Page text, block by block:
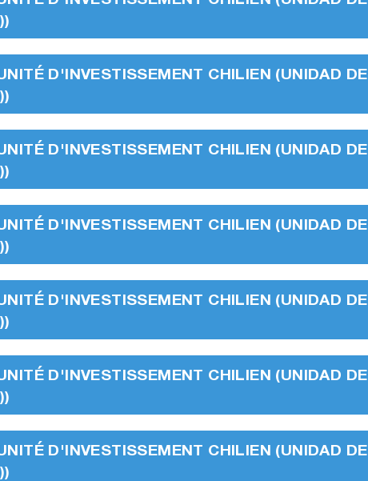
D'INVESTISSEMENT CHILIEN (UNIDAD DE
D'INVESTISSEMENT CHILIEN (UNIDAD DE
D'INVESTISSEMENT CHILIEN (UNIDAD DE
D'INVESTISSEMENT CHILIEN (UNIDAD DE
D'INVESTISSEMENT CHILIEN (UNIDAD DE
D'INVESTISSEMENT CHILIEN (UNIDAD DE